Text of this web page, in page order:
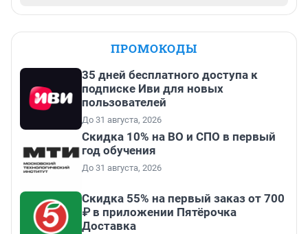
ПРОМОКОДЫ
35 дней бесплатного доступа к
подписке Иви для новых
пользователей
До 31 августа, 2026
Скидка 10% на ВО и СПО в первый
год обучения
До 31 августа, 2026
Скидка 55% на первый заказ от 700
₽ в приложении Пятёрочка
Доставка